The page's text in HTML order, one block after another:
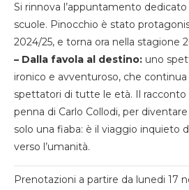
Si rinnova l’appuntamento
scuole. Pinocchio è stato
2024/25, e torna ora nella stagione
– Dalla favola al destino: uno
ironico e avventuroso, che continua
spettatori di tutte le età. Il racconto
penna di Carlo Collodi, per
solo una fiaba: è il viaggio inquieto
verso l’umanità.
Prenotazioni a partire da lunedi 17